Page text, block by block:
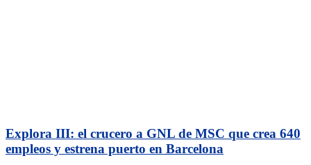
Explora III: el crucero a GNL de MSC que crea 640
empleos y estrena puerto en Barcelona